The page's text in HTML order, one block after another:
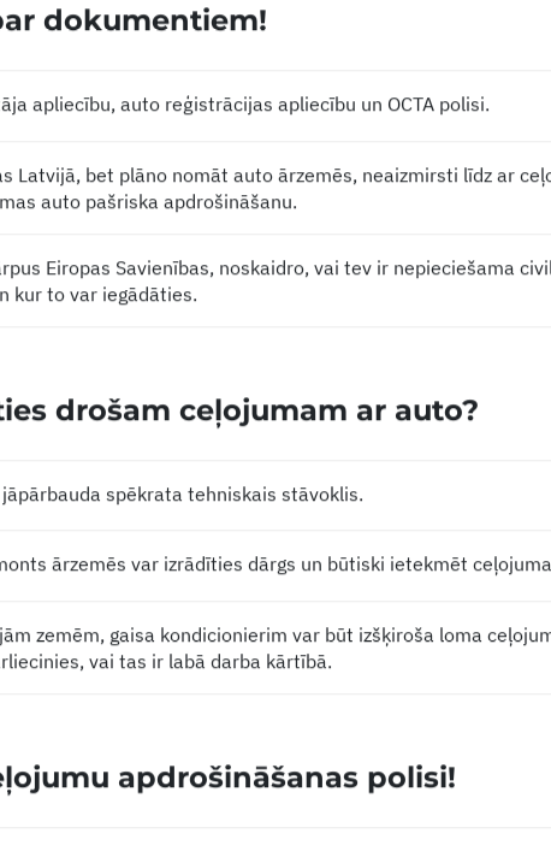
dokumentiem!
apliecību, auto reģistrācijas apliecību un OCTA polisi.
Latvijā, bet plāno nomāt auto ārzemēs, neaizmirsti līdz ar
auto pašriska apdrošināšanu.
Eiropas Savienības, noskaidro, vai tev ir nepieciešama
kur to var iegādāties.
drošam ceļojumam ar auto?
spēkrata tehniskais stāvoklis.
ārzemēs var izrādīties dārgs un būtiski ietekmēt
zemēm, gaisa kondicionierim var būt izšķiroša loma
vai tas ir labā darba kārtībā.
apdrošināšanas polisi!